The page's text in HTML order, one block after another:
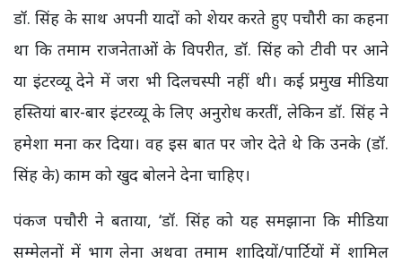
डॉ. सिंह के साथ अपनी यादों को शेयर करते हुए पचौरी का कहना
था कि तमाम राजनेताओं के विपरीत, डॉ. सिंह को टीवी पर आने
या इंटरव्यू देने में जरा भी दिलचस्पी नहीं थी। कई प्रमुख मीडिया
हस्तियां बार-बार इंटरव्यू के लिए अनुरोध करतीं, लेकिन डॉ. सिंह ने
हमेशा मना कर दिया। वह इस बात पर जोर देते थे कि उनके (डॉ.
सिंह के) काम को खुद बोलने देना चाहिए।
पंकज पचौरी ने बताया, ‘डॉ. सिंह को यह समझाना कि मीडिया
सम्मेलनों में भाग लेना अथवा तमाम शादियों/पार्टियों में शामिल